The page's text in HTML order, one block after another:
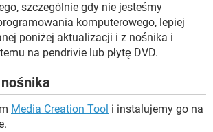
szczególnie gdy nie jesteśmy
komputerowego, lepiej
poniżej aktualizacji i z nośnika i
na pendrivie lub płytę DVD.
Media Creation Tool i instalujemy go na